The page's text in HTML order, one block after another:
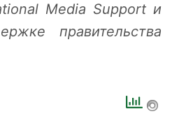
Media Support и
правительства